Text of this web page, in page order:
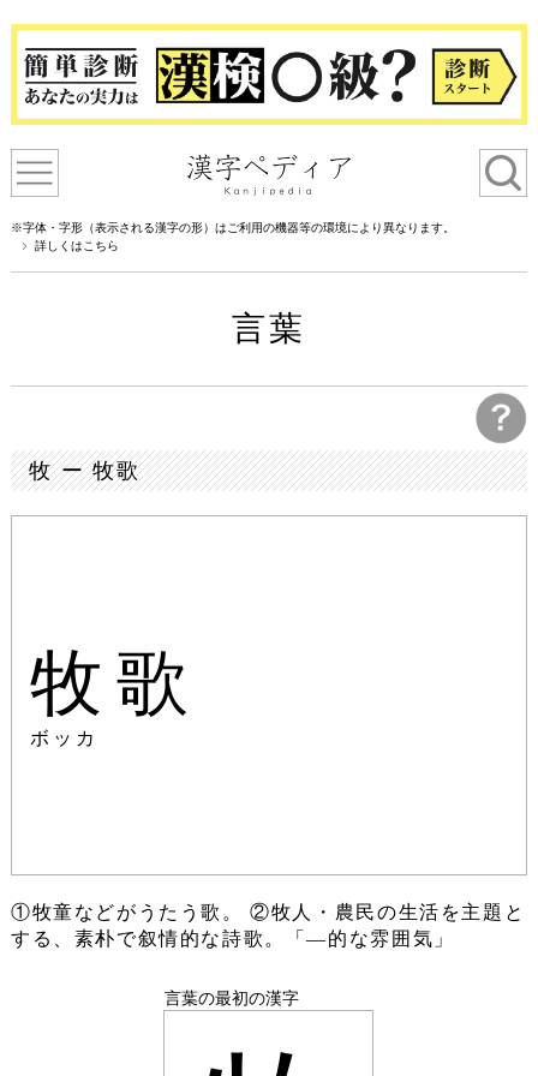
※字体・字形（表示される漢字の形）はご利用の機器等の環境により異なります。
詳しくはこちら
言葉
牧 ー 牧歌
牧歌
ボッカ
①牧童などがうたう歌。 ②牧人・農民の生活を主題と
する、素朴で叙情的な詩歌。「―的な雰囲気」
言葉の最初の漢字